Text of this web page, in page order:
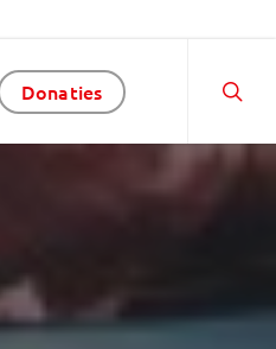
Donaties